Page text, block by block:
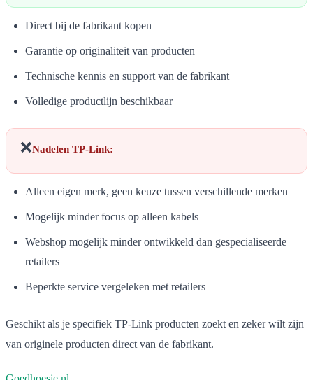
Direct bij de fabrikant kopen
Garantie op originaliteit van producten
Technische kennis en support van de fabrikant
Volledige productlijn beschikbaar
❌Nadelen TP-Link:
Alleen eigen merk, geen keuze tussen verschillende merken
Mogelijk minder focus op alleen kabels
Webshop mogelijk minder ontwikkeld dan gespecialiseerde
retailers
Beperkte service vergeleken met retailers
Geschikt als je specifiek TP-Link producten zoekt en zeker wilt zijn
van originele producten direct van de fabrikant.